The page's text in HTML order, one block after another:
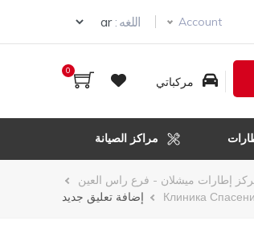
Account اللغه :
Select your language
مركباتي
0
مراكز الصيانة
إطارات ميشلان - فرع راس العين
Клиника
إضافة تعليق جديد